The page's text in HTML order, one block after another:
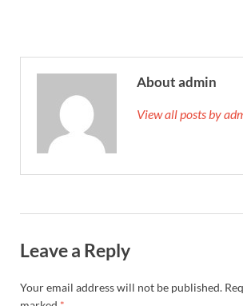
About admin
View all posts by
Leave a Reply
Your email address will not be published.